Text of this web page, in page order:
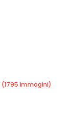
(1795 immagini)